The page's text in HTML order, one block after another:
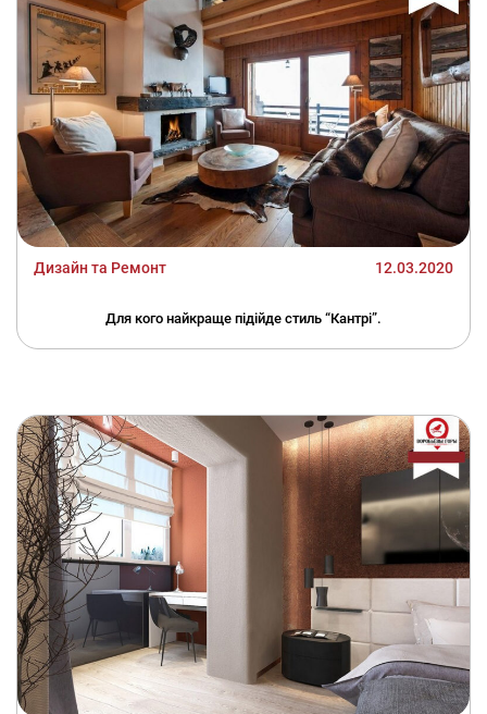
Дизайн та Ремонт 12.03.2020
Для кого найкраще підійде стиль “Кантрі”.